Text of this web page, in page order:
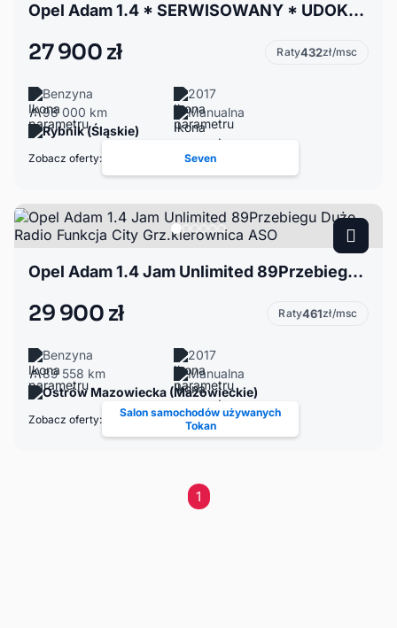
Opel Adam 1.4 * SERWISOWANY * UDOKUMENTOWANY PRZEBIEG *
27 900 zł Raty432zł/msc
Benzyna
2017
98 000 km
Manualna
Rybnik (Śląskie)
Zobacz oferty: Seven
Opel Adam 1.4 Jam Unlimited 89Przebiegu Duże Radio Funkcja City Grz.kierownica ASO
29 900 zł Raty461zł/msc
Benzyna
2017
89 558 km
Manualna
Ostrów Mazowiecka (Mazowieckie)
Zobacz oferty:
Salon samochodów używanych
Tokan
1